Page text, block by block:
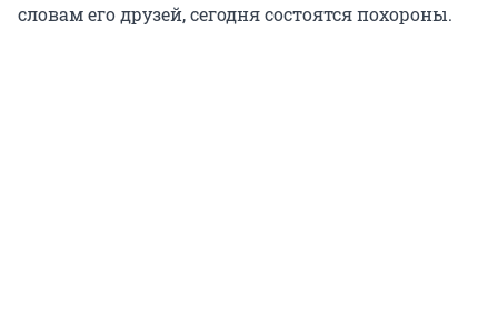
словам его друзей, сегодня состоятся похороны.